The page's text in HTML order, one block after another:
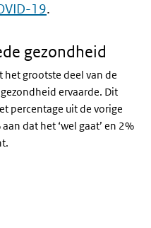
19.
gezondheid
het grootste deel van de
ervaarde. Dit
percentage uit de vorige
dat het ‘wel gaat’ en 2%
over en ga naar de datatabel